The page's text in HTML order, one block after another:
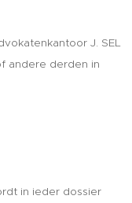
J. SEL
andere derden in
in ieder dossier